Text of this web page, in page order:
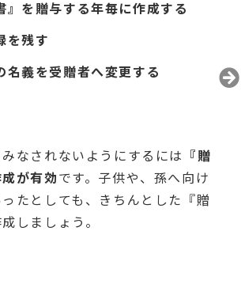
』を贈与する年毎に作成する
を残す
名義を受贈者へ変更する
なされないようにするには
『贈
が有効 です。子供や、孫へ向け
たとしても、きちんとした『贈
しましょう。